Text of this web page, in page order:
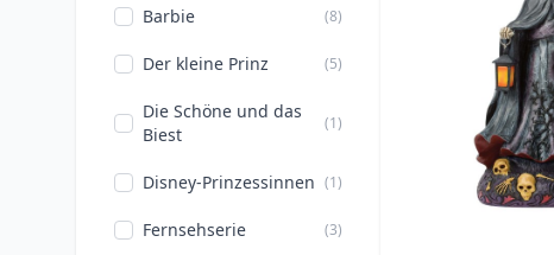
Barbie (8)
Der kleine Prinz (5)
Die Schöne und das
Biest
(1)
Disney-Prinzessinnen (1)
Fernsehserie (3)